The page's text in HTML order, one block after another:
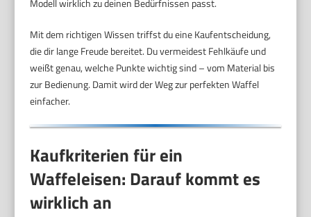
Mit dem richtigen Wissen triffst du eine Kaufentscheidung,
die dir lange Freude bereitet. Du vermeidest Fehlkäufe und
weißt genau, welche Punkte wichtig sind – vom Material bis
zur Bedienung. Damit wird der Weg zur perfekten Waffel
einfacher.
Kaufkriterien für ein
Waffeleisen: Darauf kommt es
wirklich an